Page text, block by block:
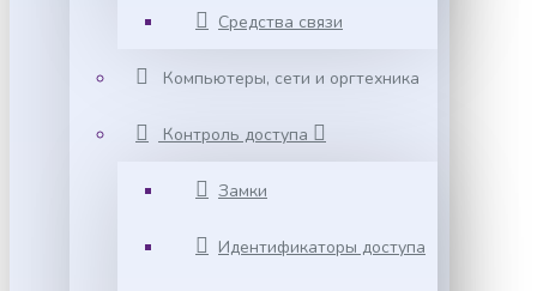
Средства связи
Компьютеры, сети и оргтехника
Контроль доступа
Замки
Идентификаторы доступа